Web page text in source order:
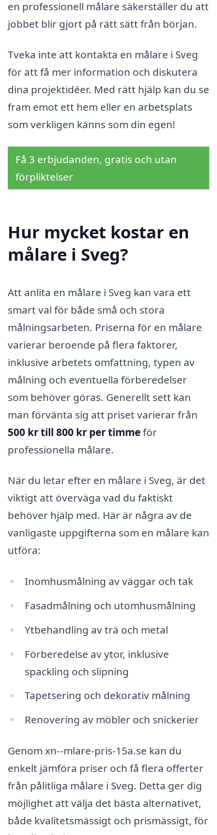
en professionell målare säkerställer du att
jobbet blir gjort på rätt sätt från början.
Tveka inte att kontakta en målare i Sveg
för att få mer information och diskutera
dina projektidéer. Med rätt hjälp kan du se
fram emot ett hem eller en arbetsplats
som verkligen känns som din egen!
Få 3 erbjudanden, gratis och utan
förpliktelser
Hur mycket kostar en
målare i Sveg?
Att anlita en målare i Sveg kan vara ett
smart val för både små och stora
målningsarbeten. Priserna för en målare
varierar beroende på flera faktorer,
inklusive arbetets omfattning, typen av
målning och eventuella förberedelser
som behöver göras. Generellt sett kan
man förvänta sig att priset varierar från
500 kr till 800 kr per timmeför
professionella målare.
När du letar efter en målare i Sveg, är det
viktigt att överväga vad du faktiskt
behöver hjälp med. Här är några av de
vanligaste uppgifterna som en målare kan
utföra:
Inomhusmålning av väggar och tak
Fasadmålning och utomhusmålning
Ytbehandling av trä och metal
Förberedelse av ytor, inklusive
spackling och slipning
Tapetsering och dekorativ målning
Renovering av möbler och snickerier
Genom xn--mlare-pris-15a.se kan du
enkelt jämföra priser och få flera offerter
från pålitliga målare i Sveg. Detta ger dig
möjlighet att välja det bästa alternativet,
både kvalitetsmässigt och prismässigt, för